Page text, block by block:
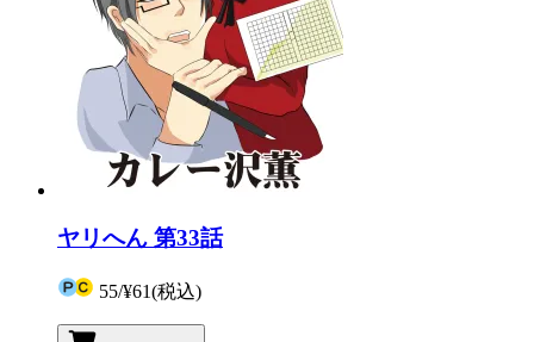
ヤリへん 第33話
55/¥61(税込)